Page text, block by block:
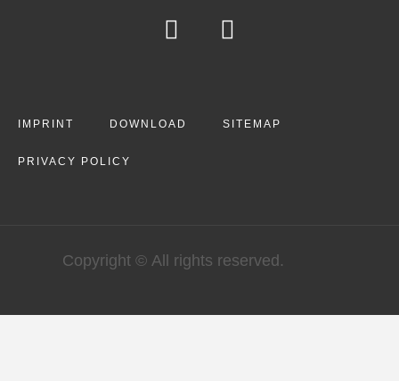
IMPRINT DOWNLOAD SITEMAP
PRIVACY POLICY
Copyright © All rights reserved.